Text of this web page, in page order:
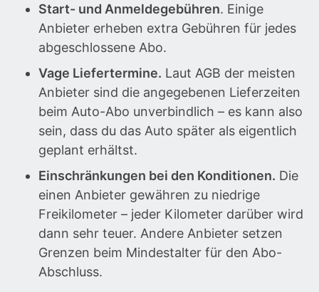
Start- und Anmeldegebühren. Einige
Anbieter erheben extra Gebühren für jedes
abgeschlossene Abo.
Vage Liefertermine. Laut AGB der meisten
Anbieter sind die angegebenen Lieferzeiten
beim Auto-Abo unverbindlich – es kann also
sein, dass du das Auto später als eigentlich
geplant erhältst.
Einschränkungen bei den Konditionen. Die
einen Anbieter gewähren zu niedrige
Freikilometer – jeder Kilometer darüber wird
dann sehr teuer. Andere Anbieter setzen
Grenzen beim Mindestalter für den Abo-
Abschluss.